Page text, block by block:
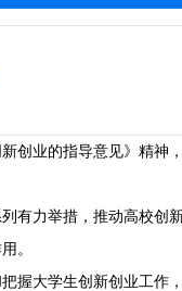
创业的指导意见》精神
有力举措，推动高校创
。
握大学生创新创业工作